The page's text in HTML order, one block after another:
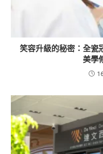
笑容升級的秘密：全瓷
美學